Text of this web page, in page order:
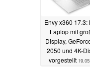
Envy x360 17.3:
Laptop mit
Display,
2050 und 4K-
vorgestellt